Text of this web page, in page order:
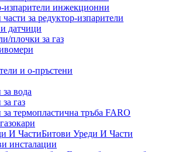
изпарители инжекционни
части за редуктор-изпарители
датчици
плочки за газ
и о-пръстени
вода
газ
термопластична тръба FARO
Битови Уреди И Части
инсталации